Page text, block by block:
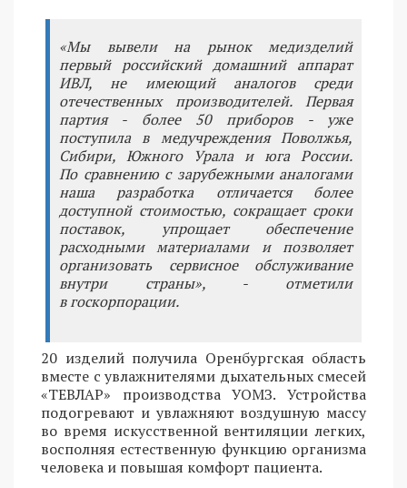
«Мы вывели на рынок медизделий
первый российский домашний аппарат
ИВЛ, не имеющий аналогов среди
отечественных производителей. Первая
партия - более 50 приборов - уже
поступила в медучреждения Поволжья,
Сибири, Южного Урала и юга России.
По сравнению с зарубежными аналогами
наша разработка отличается более
доступной стоимостью, сокращает сроки
поставок, упрощает обеспечение
расходными материалами и позволяет
организовать сервисное обслуживание
внутри страны», - отметили
в госкорпорации.
20 изделий получила Оренбургская область
вместе с увлажнителями дыхательных смесей
«ТЕВЛАР» производства УОМЗ. Устройства
подогревают и увлажняют воздушную массу
во время искусственной вентиляции легких,
восполняя естественную функцию организма
человека и повышая комфорт пациента.